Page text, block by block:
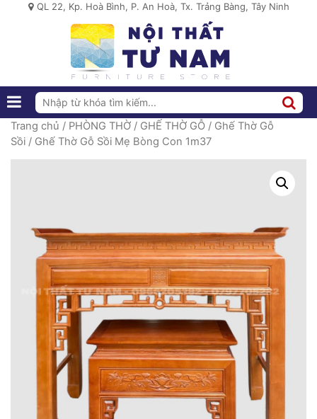
QL 22, Kp. Hoà Bình, P. An Hoà, Tx. Trảng Bàng, Tây Ninh
Trang chủ / PHÒNG THỜ / GHẾ THỜ GỖ / Ghế Thờ Gỗ
Sồi / Ghế Thờ Gỗ Sồi Mẹ Bòng Con 1m37